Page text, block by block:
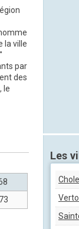
la ville
par
des
le
Les